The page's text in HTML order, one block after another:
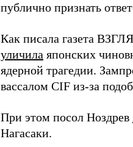
публично признать
Как писала газета
уличила японских
ядерной трагедии.
вассалом CIF из-за
При этом посол Ноздрев
Нагасаки.